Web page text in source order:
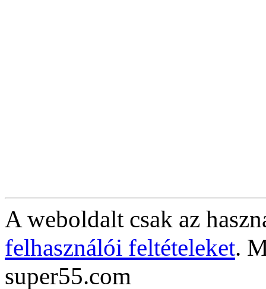
A weboldalt csak az
felhasználói feltételeket.
super55.com